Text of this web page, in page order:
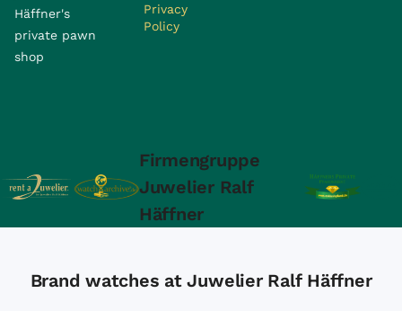
Häffner's
private pawn
shop
Privacy
Policy
Firmengruppe
Juwelier Ralf
Häffner
Brand watches at Juwelier Ralf Häffner